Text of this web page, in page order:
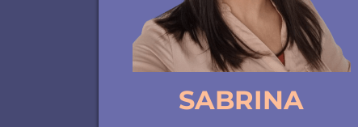
SABRINA